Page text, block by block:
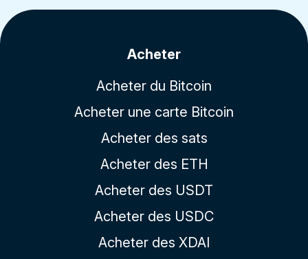
Acheter
Acheter du Bitcoin
Acheter une carte Bitcoin
Acheter des sats
Acheter des ETH
Acheter des USDT
Acheter des USDC
Acheter des XDAI